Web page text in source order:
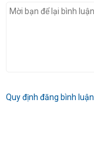
Quy định đăng bình luận